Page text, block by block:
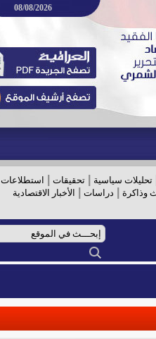
08/08/2026
تحليلات سياسية تحقيقات
استطلاعات
وذاكرة دراسات
الأخبار الاقتصادية